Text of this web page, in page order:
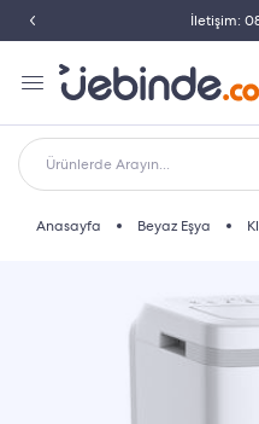
İletişim:
Ürünlerde Arayın...
Anasayfa Beyaz Eşya